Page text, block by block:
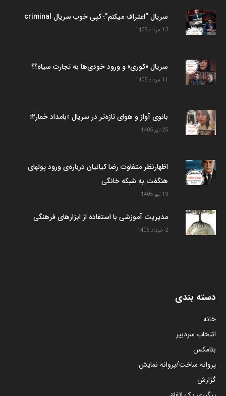
سریال “اعتراف میکنم”؛ کپی خوب سریال criminal
13 مرداد 1405
سریال «کوری» و ورود خودی‌ها به تجارت سیاه؟؟
11 مرداد 1405
بانوی آواز و هوای تازه‌تر در سریال «بامداد خمار۲»
25 تیر 1405
اظهارنظر متفاوت رضا کیانیان درباره‌ی ورود پولهای
هنگفت به شبکه خانگی
19 تیر 1405
مدیریت آموزشی با استفاده از ابزارهای فرهنگی
2 خرداد 1405
دسته بندی
خانه
انتخاب سردبیر
بتامکس
پروانه ساخت/پروانه نمایش
گزارش